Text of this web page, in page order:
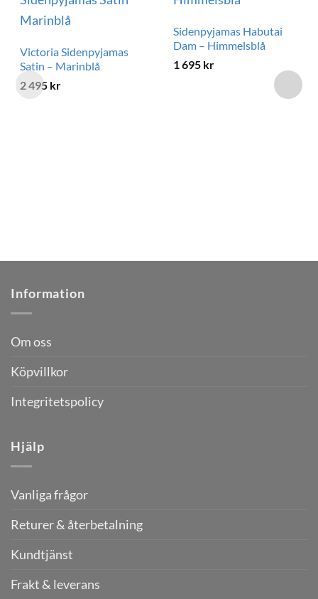
Victoria Sidenpyjamas
Satin – Marinblå
2 495 kr
Sidenpyjamas Habutai
Dam – Himmelsblå
1 695 kr
Information
Om oss
Köpvillkor
Integritetspolicy
Hjälp
Vanliga frågor
Returer & återbetalning
Kundtjänst
Frakt & leverans